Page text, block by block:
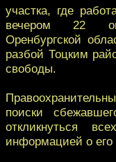
участка, где
вечером 22
Оренбургской
разбой Тоцким
свободы.
поиски
откликнуться
информацией о